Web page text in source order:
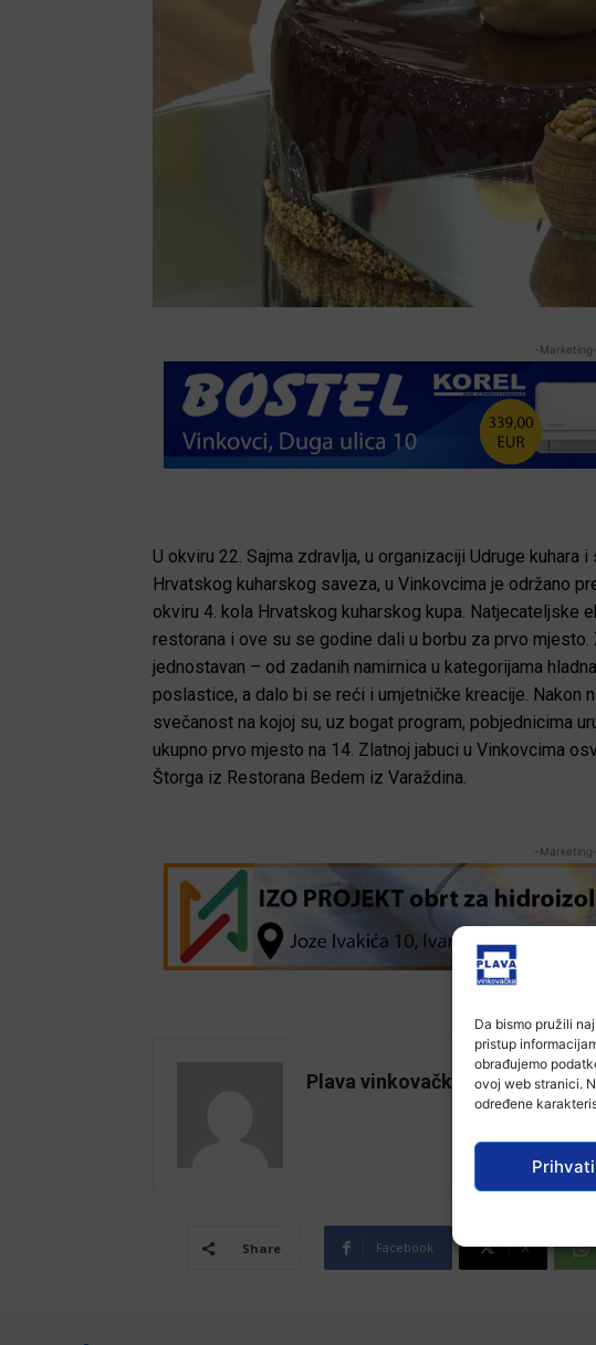
Da bismo pružili
pristup
obrađujemo
ovoj web stranici.
određene
Prihvati
-Marketing-
U okviru 22. Sajma zdravlja, u organizaciji Udruge
Hrvatskog kuharskog saveza, u Vinkovcima je održano
okviru 4. kola Hrvatskog kuharskog kupa. Natjecateljske
restorana i ove su se godine dali u borbu za prvo mjesto.
jednostavan – od zadanih namirnica u kategorijama
poslastice, a dalo bi se reći i umjetničke kreacije. Nakon
svečanost na kojoj su, uz bogat program, pobjednicima
ukupno prvo mjesto na 14. Zlatnoj jabuci u Vinkovcima
Štorga iz Restorana Bedem iz Varaždina.
-Marketing-
Plava vinkovačka
Share Facebook X